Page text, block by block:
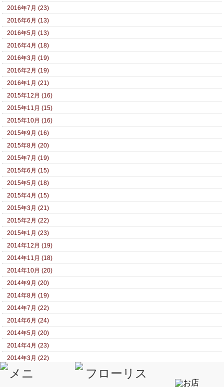
2016年7月 (23)
2016年6月 (13)
2016年5月 (13)
2016年4月 (18)
2016年3月 (19)
2016年2月 (19)
2016年1月 (21)
2015年12月 (16)
2015年11月 (15)
2015年10月 (16)
2015年9月 (16)
2015年8月 (20)
2015年7月 (19)
2015年6月 (15)
2015年5月 (18)
2015年4月 (15)
2015年3月 (21)
2015年2月 (22)
2015年1月 (23)
2014年12月 (19)
2014年11月 (18)
2014年10月 (20)
2014年9月 (20)
2014年8月 (19)
2014年7月 (22)
2014年6月 (24)
2014年5月 (20)
2014年4月 (23)
2014年3月 (22)
2014年2月 (23)